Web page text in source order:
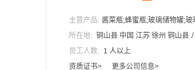
主营产品:
所在地:
员工人数:
1 人以上
资质证书>
更多公司信息>